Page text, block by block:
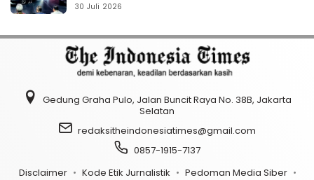
30 Juli 2026
Gedung Graha Pulo, Jalan Buncit Raya No. 38B, Jakarta
Selatan
redaksitheindonesiatimes@gmail.com
0857-1915-7137
Disclaimer
Kode Etik Jurnalistik
Pedoman Media Siber